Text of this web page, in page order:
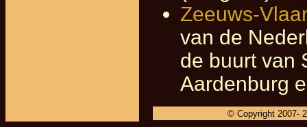
Zeeuws-
van de
de buurt van
Aardenburg
© Copyright 2007-